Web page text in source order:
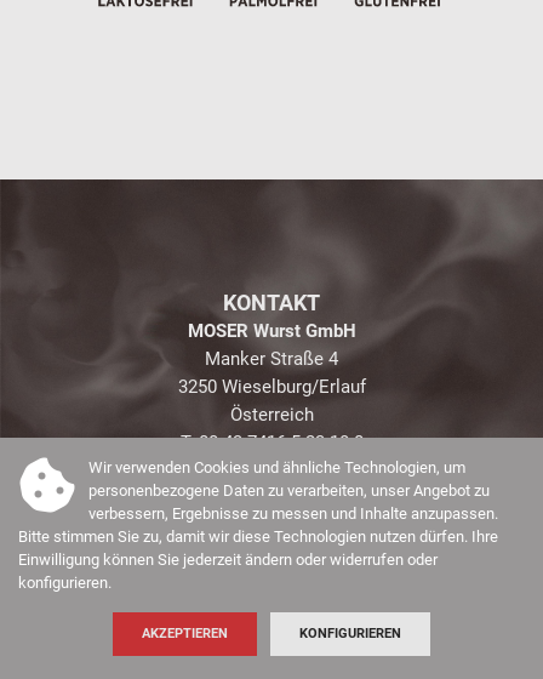
KONTAKT
MOSER Wurst GmbH
Manker Straße 4
3250 Wieselburg/Erlauf
Österreich
T. 00 43 7416 5 23 18-0
E.office@moserwurst.at
Wir verwenden Cookies und ähnliche Technologien, um
personenbezogene Daten zu verarbeiten, unser Angebot zu
verbessern, Ergebnisse zu messen und Inhalte anzupassen.
Bitte stimmen Sie zu, damit wir diese Technologien nutzen dürfen. Ihre
Einwilligung können Sie jederzeit ändern oder widerrufen oder
konfigurieren.
AKZEPTIEREN KONFIGURIEREN